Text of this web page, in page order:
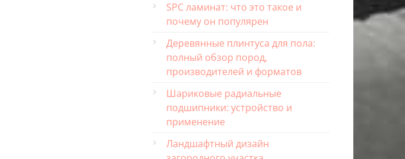
SPC ламинат: что это такое и
почему он популярен
Деревянные плинтуса для пола:
полный обзор пород,
производителей и форматов
Шариковые радиальные
подшипники: устройство и
применение
Ландшафтный дизайн